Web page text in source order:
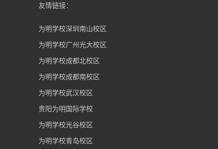
友情链接：
为明学校深圳南山校区
为明学校广州光大校区
为明学校成都北校区
为明学校成都南校区
为明学校武汉校区
贵阳为明国际学校
为明学校光谷校区
为明学校青岛校区